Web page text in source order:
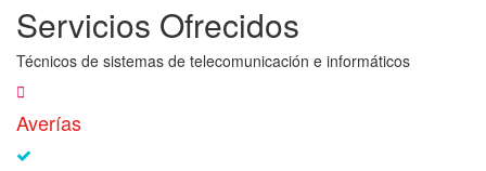
Servicios Ofrecidos
Técnicos de sistemas de telecomunicación e informáticos
Averías